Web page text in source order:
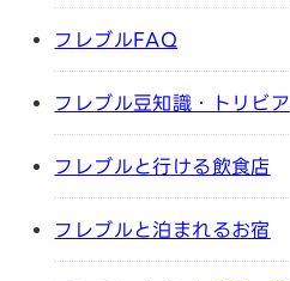
フレブルFAQ
フレブル豆知識・トリビア
フレブルと行ける飲食店
フレブルと泊まれるお宿